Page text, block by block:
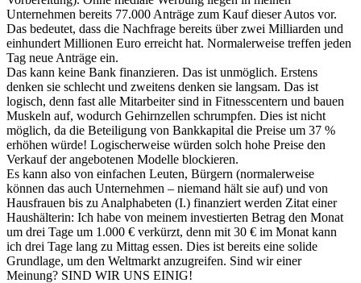
Unternehmen bereits 77.000 Anträge zum Kauf dieser Autos vor.
Das bedeutet, dass die Nachfrage bereits über zwei Milliarden und
einhundert Millionen Euro erreicht hat. Normalerweise treffen jeden
Tag neue Anträge ein.
Das kann keine Bank finanzieren. Das ist unmöglich. Erstens
denken sie schlecht und zweitens denken sie langsam. Das ist
logisch, denn fast alle Mitarbeiter sind in Fitnesscentern und bauen
Muskeln auf, wodurch Gehirnzellen schrumpfen. Dies ist nicht
möglich, da die Beteiligung von Bankkapital die Preise um 37 %
erhöhen würde! Logischerweise würden solch hohe Preise den
Verkauf der angebotenen Modelle blockieren.
Es kann also von einfachen Leuten, Bürgern (normalerweise
können das auch Unternehmen – niemand hält sie auf) und von
Hausfrauen bis zu Analphabeten (I.) finanziert werden Zitat einer
Haushälterin: Ich habe von meinem investierten Betrag den Monat
um drei Tage um 1.000 € verkürzt, denn mit 30 € im Monat kann
ich drei Tage lang zu Mittag essen. Dies ist bereits eine solide
Grundlage, um den Weltmarkt anzugreifen. Sind wir einer
Meinung? SIND WIR UNS EINIG!